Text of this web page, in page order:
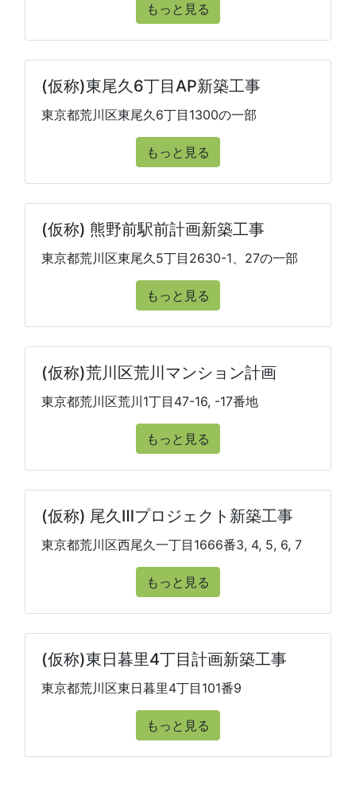
もっと見る
(仮称)東尾久6丁目AP新築工事
東京都荒川区東尾久6丁目1300の一部
もっと見る
(仮称) 熊野前駅前計画新築工事
東京都荒川区東尾久5丁目2630-1、27の一部
もっと見る
(仮称)荒川区荒川マンション計画
東京都荒川区荒川1丁目47-16, -17番地
もっと見る
(仮称) 尾久Ⅲプロジェクト新築工事
東京都荒川区西尾久一丁目1666番3, 4, 5, 6, 7
もっと見る
(仮称)東日暮里4丁目計画新築工事
東京都荒川区東日暮里4丁目101番9
もっと見る